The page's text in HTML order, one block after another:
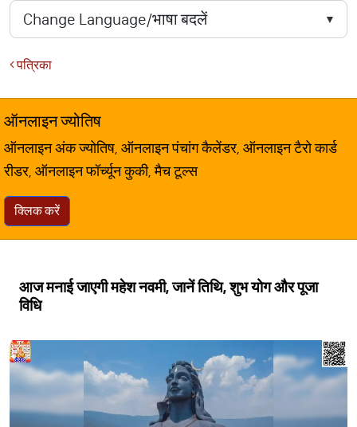
पत्रिका
ऑनलाइन ज्योतिष
ऑनलाइन अंक ज्योतिष, ऑनलाइन पंचांग कैलेंडर, ऑनलाइन टैरो कार्ड
रीडर, ऑनलाइन फॉर्च्यून कुकी, मैच टूल्स
क्लिक करें
आज मनाई जाएगी महेश नवमी, जानें तिथि, शुभ योग और पूजा
विधि